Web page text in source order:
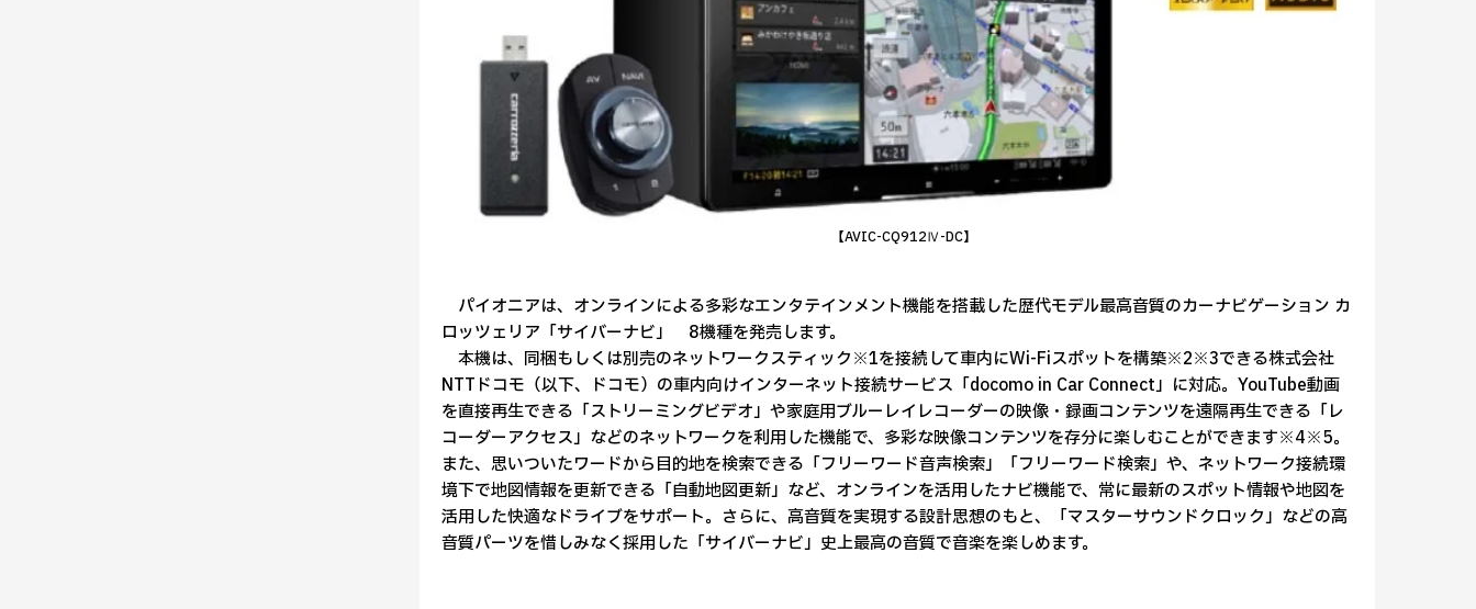
【AVIC-CQ912Ⅳ-DC】
パイオニアは、オンラインによる多彩なエンタテインメント機能を搭載した歴代モデル最高音質のカーナビゲーション カ
ロッツェリア「サイバーナビ」 8機種を発売します。
本機は、同梱もしくは別売のネットワークスティック※1を接続して車内にWi-Fiスポットを構築※2※3できる株式会社
NTTドコモ（以下、ドコモ）の車内向けインターネット接続サービス「docomo in Car Connect」に対応。YouTube動画
を直接再生できる「ストリーミングビデオ」や家庭用ブルーレイレコーダーの映像・録画コンテンツを遠隔再生できる「レ
コーダーアクセス」などのネットワークを利用した機能で、多彩な映像コンテンツを存分に楽しむことができます※4※5。
また、思いついたワードから目的地を検索できる「フリーワード音声検索」「フリーワード検索」や、ネットワーク接続環
境下で地図情報を更新できる「自動地図更新」など、オンラインを活用したナビ機能で、常に最新のスポット情報や地図を
活用した快適なドライブをサポート。さらに、高音質を実現する設計思想のもと、「マスターサウンドクロック」などの高
音質パーツを惜しみなく採用した「サイバーナビ」史上最高の音質で音楽を楽しめます。